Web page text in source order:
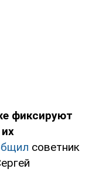
фиксируют
советник